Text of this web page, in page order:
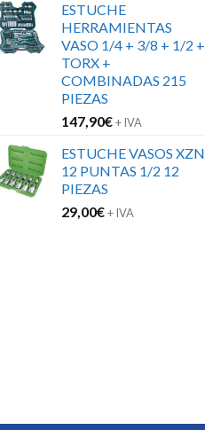
ESTUCHE
HERRAMIENTAS
VASO 1/4 + 3/8 + 1/2 +
TORX +
COMBINADAS 215
PIEZAS
147,90€+ IVA
ESTUCHE VASOS XZN
12 PUNTAS 1/2 12
PIEZAS
29,00€+ IVA